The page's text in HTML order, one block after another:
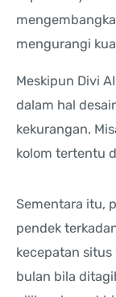
mengurangi
Meskipun Divi
dalam hal
kekurangan.
kolom tertentu
Sementara itu,
pendek
kecepatan
bulan bila